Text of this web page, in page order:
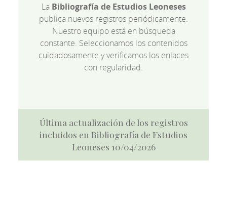
La Bibliografía de Estudios Leoneses
publica nuevos registros periódicamente.
Nuestro equipo está en búsqueda
constante. Seleccionamos los contenidos
cuidadosamente y verificamos los enlaces
con regularidad.
Última actualización de los registros
incluidos en Bibliografía de Estudios
Leoneses 10/04/2026